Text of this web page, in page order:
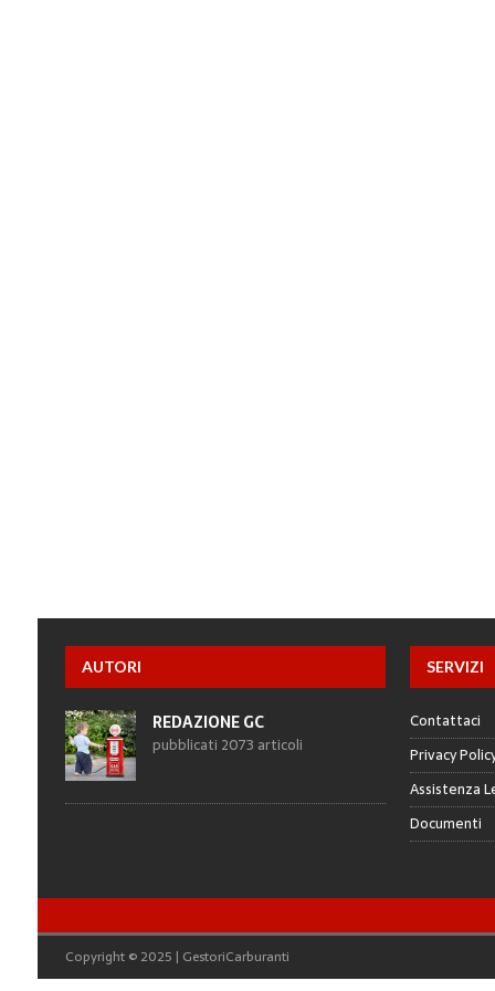
AUTORI
REDAZIONE GC
pubblicati 2073 articoli
SERVIZI
Contattaci
Privacy
Assistenza
Documenti
Copyright © 2025 | GestoriCarburanti